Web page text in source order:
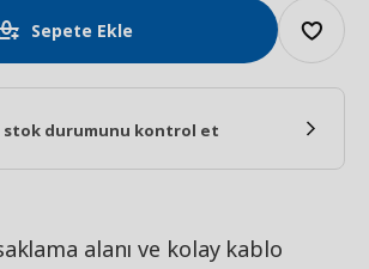
Sepete Ekle
stok durumunu kontrol et
alanı ve kolay kablo